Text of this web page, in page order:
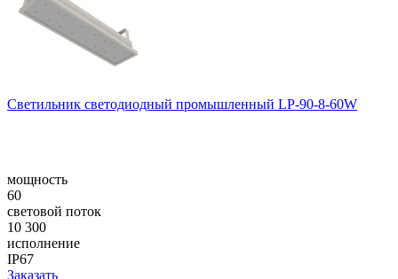
Светильник светодиодный промышленный LP-90-8-60W
мощность
60
световой поток
10 300
исполнение
IP67
Заказать